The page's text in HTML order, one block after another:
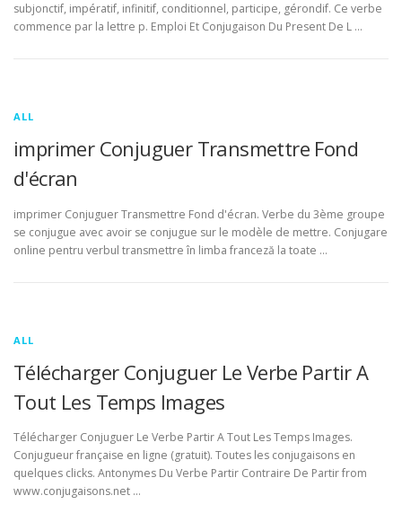
subjonctif, impératif, infinitif, conditionnel, participe, gérondif. Ce verbe
commence par la lettre p. Emploi Et Conjugaison Du Present De L …
ALL
imprimer Conjuguer Transmettre Fond
d'écran
imprimer Conjuguer Transmettre Fond d'écran. Verbe du 3ème groupe
se conjugue avec avoir se conjugue sur le modèle de mettre. Conjugare
online pentru verbul transmettre în limba franceză la toate …
ALL
Télécharger Conjuguer Le Verbe Partir A
Tout Les Temps Images
Télécharger Conjuguer Le Verbe Partir A Tout Les Temps Images.
Conjugueur française en ligne (gratuit). Toutes les conjugaisons en
quelques clicks. Antonymes Du Verbe Partir Contraire De Partir from
www.conjugaisons.net …